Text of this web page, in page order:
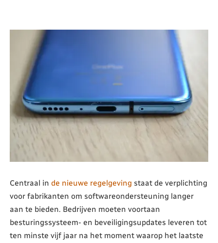
Centraal in de nieuwe regelgeving staat de verplichting
voor fabrikanten om softwareondersteuning langer
aan te bieden. Bedrijven moeten voortaan
besturingssysteem- en beveiligingsupdates leveren tot
ten minste vijf jaar na het moment waarop het laatste